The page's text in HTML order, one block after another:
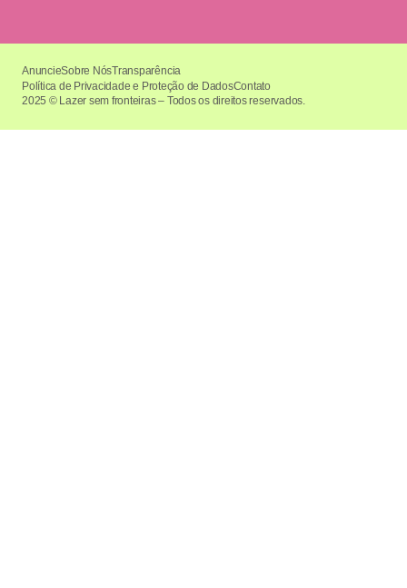
2025 © Lazer sem fronteiras – Todos os direitos reservados.
AnuncieSobre NósTransparência
Política de Privacidade e Proteção de DadosContato